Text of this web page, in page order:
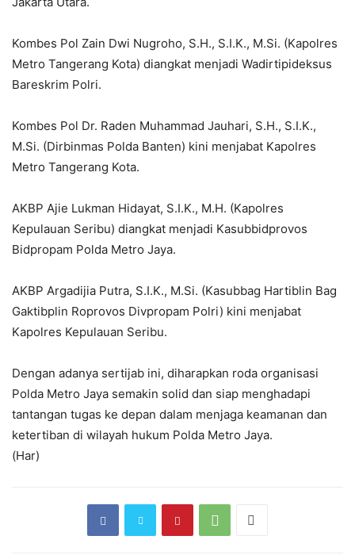
Kombes Pol Zain Dwi Nugroho, S.H., S.I.K., M.Si. (Kapolres
Metro Tangerang Kota) diangkat menjadi Wadirtipideksus
Bareskrim Polri.
Kombes Pol Dr. Raden Muhammad Jauhari, S.H., S.I.K.,
M.Si. (Dirbinmas Polda Banten) kini menjabat Kapolres
Metro Tangerang Kota.
AKBP Ajie Lukman Hidayat, S.I.K., M.H. (Kapolres
Kepulauan Seribu) diangkat menjadi Kasubbidprovos
Bidpropam Polda Metro Jaya.
AKBP Argadijia Putra, S.I.K., M.Si. (Kasubbag Hartiblin Bag
Gaktibplin Roprovos Divpropam Polri) kini menjabat
Kapolres Kepulauan Seribu.
Dengan adanya sertijab ini, diharapkan roda organisasi
Polda Metro Jaya semakin solid dan siap menghadapi
tantangan tugas ke depan dalam menjaga keamanan dan
ketertiban di wilayah hukum Polda Metro Jaya.
(Har)